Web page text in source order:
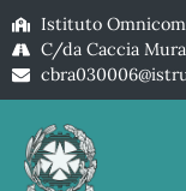
Istituto
C/da Caccia